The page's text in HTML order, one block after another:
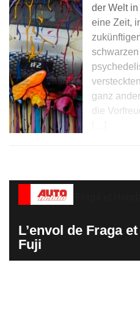
der Welt
eine Zeit,
ganz
die
L’envol de Fraga
Fuji